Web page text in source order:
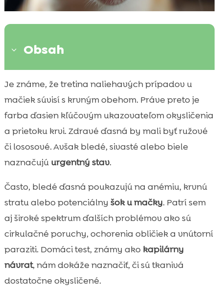
3 Obsah
 Čo znamenajú bledé ďasná u mačky a
prečo je to dôležité
Najčastejšie príčiny bledých ďasien u
bledé ďasná u mačky: prvé príznaky, ktoré
si všimneme
Domáca kontrola: ako bezpečne
Kedy okamžite volať veterinára
Diagnostika u veterinára: aké testy
môžeme očakávať
 Liečba podľa príčiny: od akútnej
starostlivosti po dlhodobú terapiu
 Výživa a hydratácia ako kľúč k zdraviu krvi
 Praktická integrácia: CricksyCat pre citlivé
Je známe, že tretina naliehavých prípadov u
mačiek súvisí s krvným obehom. Práve preto je
farba ďasien kľúčovým ukazovateľom okysličenia
a prietoku krvi. Zdravé ďasná by mali byť ružové
či lososové. Avšak bledé, sivasté alebo biele
naznačujú urgentný stav.
Často, bledé ďasná poukazujú na anémiu, krvnú
stratu alebo potenciálny šok u mačky. Patrí sem
aj široké spektrum ďalších problémov ako sú
cirkulačné poruchy, ochorenia obličiek a vnútorní
paraziti. Domáci test, známy ako kapilárny
návrat, nám dokáže naznačiť, či sú tkanivá
dostatočne okysličené.